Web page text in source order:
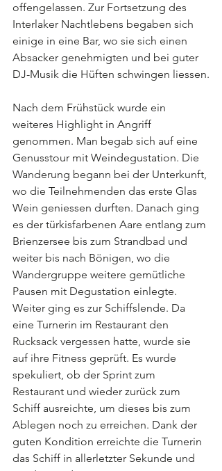
offengelassen. Zur Fortsetzung des
Interlaker Nachtlebens begaben sich
einige in eine Bar, wo sie sich einen
Absacker genehmigten und bei guter
DJ-Musik die Hüften schwingen liessen.
Nach dem Frühstück wurde ein
weiteres Highlight in Angriff
genommen. Man begab sich auf eine
Genusstour mit Weindegustation. Die
Wanderung begann bei der Unterkunft,
wo die Teilnehmenden das erste Glas
Wein geniessen durften. Danach ging
es der türkisfarbenen Aare entlang zum
Brienzersee bis zum Strandbad und
weiter bis nach Bönigen, wo die
Wandergruppe weitere gemütliche
Pausen mit Degustation einlegte.
Weiter ging es zur Schiffslende. Da
eine Turnerin im Restaurant den
Rucksack vergessen hatte, wurde sie
auf ihre Fitness geprüft. Es wurde
spekuliert, ob der Sprint zum
Restaurant und wieder zurück zum
Schiff ausreichte, um dieses bis zum
Ablegen noch zu erreichen. Dank der
guten Kondition erreichte die Turnerin
das Schiff in allerletzter Sekunde und